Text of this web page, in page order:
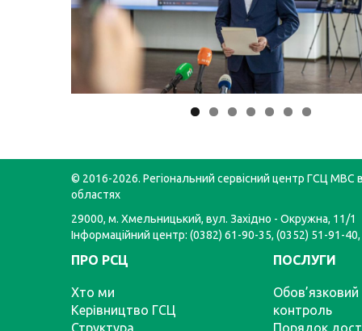
© 2016-2026. Регіональний сервісний центр ГСЦ МВС
областях
29000, м. Хмельницький, вул. Західно - Окружна, 11/1
Інформаційний центр: (0382) 61-90-35, (0352) 51-91-
ПРО РСЦ
Хто ми
Керівництво ГСЦ
Структура
ПОСЛУГИ
Обов’язковий
контроль
Порядок